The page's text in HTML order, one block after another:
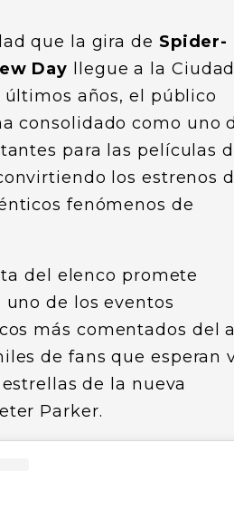
que la gira de Spider-
Day llegue a la
últimos años, el público
consolidado como uno
para las películas
los estrenos
fenómenos de
del elenco promete
de los eventos
más comentados del
de fans que esperan
de la nueva
Parker.